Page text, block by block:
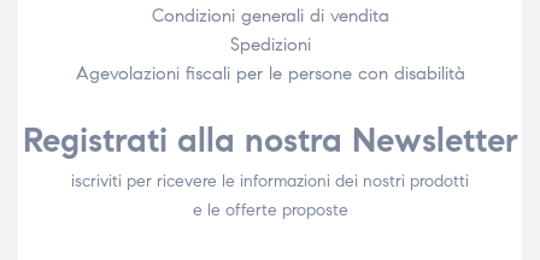
Condizioni generali di vendita
Spedizioni
Agevolazioni fiscali per le persone con disabilità​
Registrati alla nostra Newsletter
iscriviti per ricevere le informazioni dei nostri prodotti
e le offerte proposte